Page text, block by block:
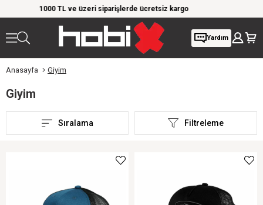
ücretsiz kargo Giyim Ürünlerinde %20'ye Varan İndirim!
Yardım
Anasayfa Giyim
Giyim
Filtreleme
Sıralama